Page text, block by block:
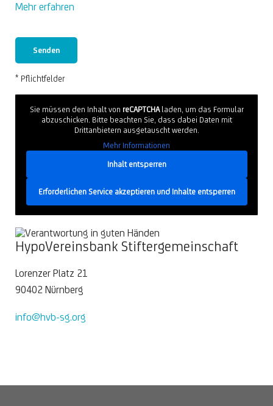
Mehr erfahren
* Pflichtfelder
Sie müssen den Inhalt von reCAPTCHAladen, um das Formular
abzuschicken. Bitte beachten Sie, dass dabei Daten mit
Drittanbietern ausgetauscht werden.
Mehr Informationen
Inhalt entsperren
Erforderlichen Service akzeptieren und Inhalte entsperren
HypoVereinsbank Stiftergemeinschaft
Lorenzer Platz 21
90402 Nürnberg
info@hvb-sg.org